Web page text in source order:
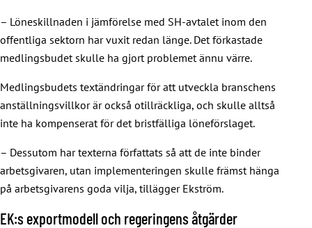
– Löneskillnaden i jämförelse med SH-avtalet inom den
offentliga sektorn har vuxit redan länge. Det förkastade
medlingsbudet skulle ha gjort problemet ännu värre.
Medlingsbudets textändringar för att utveckla branschens
anställningsvillkor är också otillräckliga, och skulle alltså
inte ha kompenserat för det bristfälliga löneförslaget.
– Dessutom har texterna författats så att de inte binder
arbetsgivaren, utan implementeringen skulle främst hänga
på arbetsgivarens goda vilja, tillägger Ekström.
EK:s exportmodell och regeringens åtgärder